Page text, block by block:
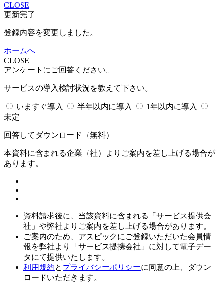
CLOSE
更新完了
登録内容を変更しました。
ホームへ
CLOSE
アンケートにご回答ください。
サービスの導入検討状況を教えて下さい。
いますぐ導入 半年以内に導入
1年以内に導入
未定
回答してダウンロード （無料）
本資料に含まれる企業（社）よりご案内を差し上げる場合が
あります。
資料請求後に、当該資料に含まれる「サービス提供会
社」や弊社よりご案内を差し上げる場合があります。
ご案内のため、アスピックにご登録いただいた会員情
報を弊社より「サービス提携会社」に対して電子デー
タにて提供いたします。
利用規約と プライバシーポリシーに同意の上、ダウン
ロードいただきます。